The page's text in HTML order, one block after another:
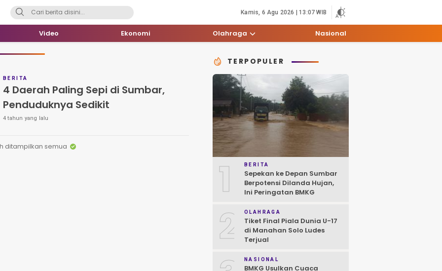
Kamis, 6 Agu 2026 | 13:07 WIB
Video Ekonomi Olahraga Nasional
BERITA
4 Daerah Paling Sepi di Sumbar,
Penduduknya Sedikit
4 tahun yang lalu
ditampilkan semua
TERPOPULER
1 BERITA
Sepekan ke Depan Sumbar
Berpotensi Dilanda Hujan,
Ini Peringatan BMKG
2 OLAHRAGA
Tiket Final Piala Dunia U-17
di Manahan Solo Ludes
Terjual
NASIONAL
BMKG Usulkan Cuaca